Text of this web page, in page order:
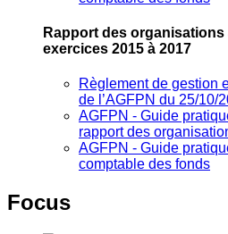
Rapport des
exercices 2015 à 2017
Règlement de gestion
de l’AGFPN du 25/10/
AGFPN ‐ Guide
rapport des
AGFPN ‐ Guide
comptable des fonds
Focus